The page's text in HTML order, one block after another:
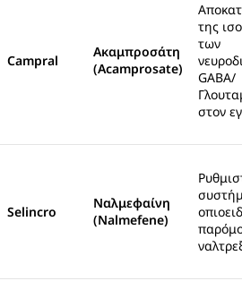
Campral
Ακαμπροσάτη
(Acamprosate)
της
των
GABA/
στον
Selincro
Ναλμεφαίνη
(Nalmefene)